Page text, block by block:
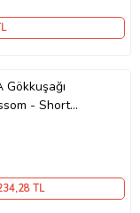
- Short
,28 TL